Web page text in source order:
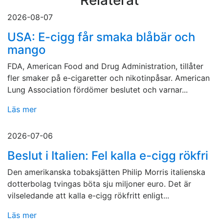
2026-08-07
USA: E-cigg får smaka blåbär och
mango
FDA, American Food and Drug Administration, tillåter
fler smaker på e-cigaretter och nikotinpåsar. American
Lung Association fördömer beslutet och varnar...
Läs mer
2026-07-06
Beslut i Italien: Fel kalla e-cigg rökfri
Den amerikanska tobaksjätten Philip Morris italienska
dotterbolag tvingas böta sju miljoner euro. Det är
vilseledande att kalla e-cigg rökfritt enligt...
Läs mer